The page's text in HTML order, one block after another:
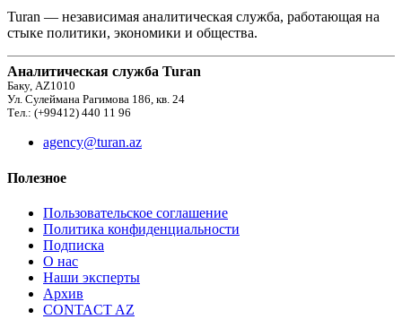
Turan — независимая аналитическая служба, работающая на
стыке политики, экономики и общества.
Аналитическая служба Turan
Баку, AZ1010
Ул. Сулеймана Рагимова 186, кв. 24
Тел.: (+99412) 440 11 96
agency@turan.az
Полезное
Пользовательское соглашение
Политика конфиденциальности
Подписка
О нас
Наши эксперты
Архив
CONTACT AZ